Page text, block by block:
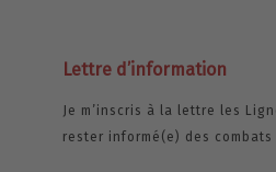
Lettre d’information
Je m’inscris à la lettre les
rester informé(e) des